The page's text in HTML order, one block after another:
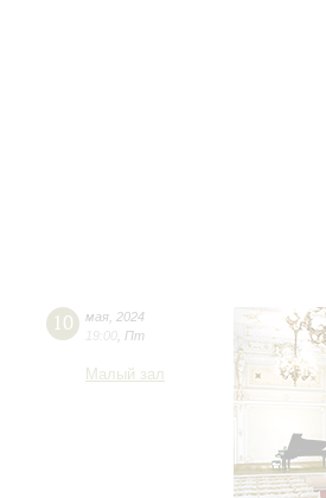
10 мая 2024
19:00 Пт
Малый зал